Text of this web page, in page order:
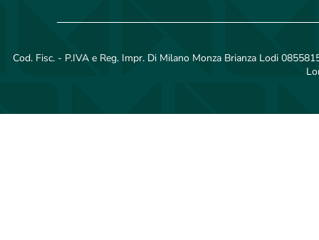
Cod. Fisc. - P.IVA e Reg. Impr. Di Milano Monza Brianza Lodi